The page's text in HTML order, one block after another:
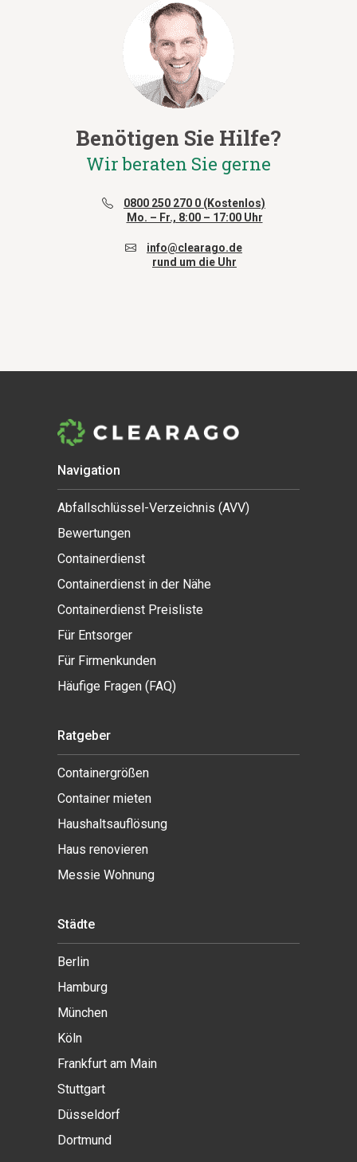
Benötigen Sie Hilfe?
Wir beraten Sie gerne
0800 250 270 0 (Kostenlos)
Mo. – Fr., 8:00 – 17:00 Uhr
info@clearago.de
rund um die Uhr
Navigation
Abfallschlüssel-Verzeichnis (AVV)
Bewertungen
Containerdienst
Containerdienst in der Nähe
Containerdienst Preisliste
Für Entsorger
Für Firmenkunden
Häufige Fragen (FAQ)
Ratgeber
Containergrößen
Container mieten
Haushaltsauflösung
Haus renovieren
Messie Wohnung
Städte
Berlin
Hamburg
München
Köln
Frankfurt am Main
Stuttgart
Düsseldorf
Dortmund